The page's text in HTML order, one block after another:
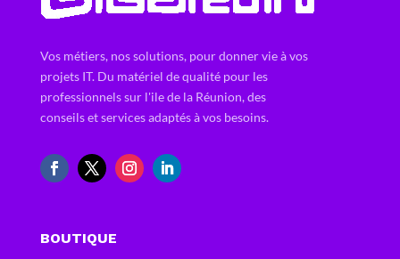
Vos métiers, nos solutions, pour donner vie à vos
projets IT. Du matériel de qualité pour les
professionnels sur l'ile de la Réunion, des
conseils et services adaptés à vos besoins.
BOUTIQUE